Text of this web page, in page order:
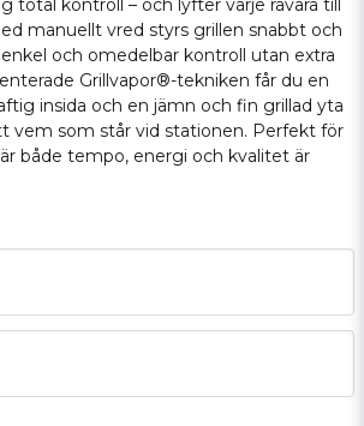
total kontroll – och lyfter varje råvara till
manuellt vred styrs grillen snabbt och
och omedelbar kontroll utan extra
Grillvapor®-tekniken får du en
insida och en jämn och fin grillad yta
vem som står vid stationen. Perfekt för
både tempo, energi och kvalitet är